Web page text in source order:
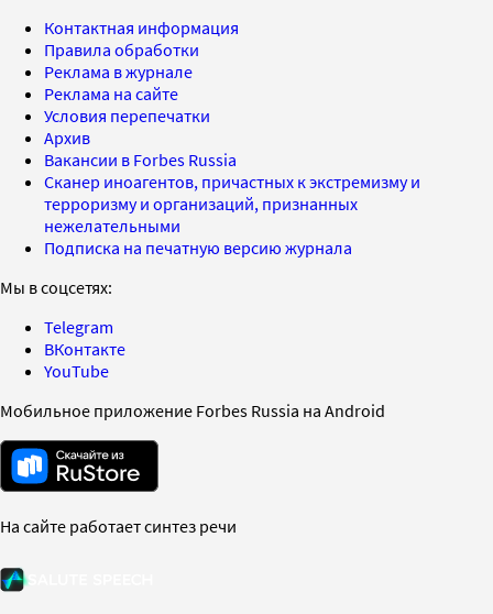
Контактная информация
Правила обработки
Реклама в журнале
Реклама на сайте
Условия перепечатки
Архив
Вакансии в Forbes Russia
Сканер иноагентов, причастных к экстремизму и
терроризму и организаций, признанных
нежелательными
Подписка на печатную версию журнала
Мы в соцсетях:
Telegram
ВКонтакте
YouTube
Мобильное приложение Forbes Russia на Android
На сайте работает синтез речи